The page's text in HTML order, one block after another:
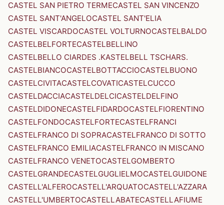
CASTEL SAN PIETRO TERMECASTEL SAN VINCENZO
CASTEL SANT'ANGELOCASTEL SANT'ELIA
CASTEL VISCARDOCASTEL VOLTURNOCASTELBALDO
CASTELBELFORTECASTELBELLINO
CASTELBELLO CIARDES .KASTELBELL TSCHARS.
CASTELBIANCOCASTELBOTTACCIOCASTELBUONO
CASTELCIVITACASTELCOVATICASTELCUCCO
CASTELDACCIACASTELDELCICASTELDELFINO
CASTELDIDONECASTELFIDARDOCASTELFIORENTINO
CASTELFONDOCASTELFORTECASTELFRANCI
CASTELFRANCO DI SOPRACASTELFRANCO DI SOTTO
CASTELFRANCO EMILIACASTELFRANCO IN MISCANO
CASTELFRANCO VENETOCASTELGOMBERTO
CASTELGRANDECASTELGUGLIELMOCASTELGUIDONE
CASTELL'ALFEROCASTELL'ARQUATOCASTELL'AZZARA
CASTELL'UMBERTOCASTELLABATECASTELLAFIUME